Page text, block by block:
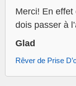
Merci! En
dois passer à
Glad
Rêver de Prise